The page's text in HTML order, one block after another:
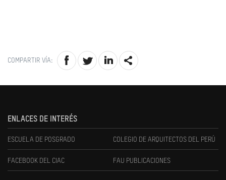
COMPARTIR VÍA:
ENLACES DE INTERÉS
ESCUELA DE POSGRADO COLEGIO DE ARQUITECTOS DEL PERÚ
FACEBOOK DEL CIAC FAU PUBLICACIONES